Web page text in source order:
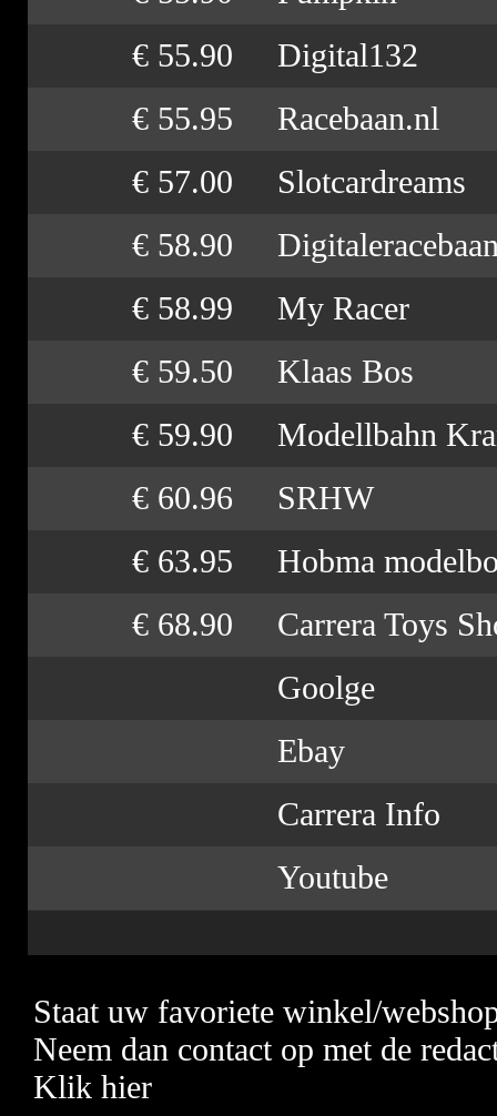
€ 55.90 Digital132
€ 55.95 Racebaan.nl
€ 57.00 Slotcardreams
€ 58.90
€ 58.99 My Racer
€ 59.50 Klaas Bos
€ 59.90 Modellbahn
€ 60.96 SRHW
€ 63.95 Hobma
€ 68.90 Carrera Toys
Goolge
Ebay
Carrera Info
Youtube
Staat uw favoriete winkel/
Neem dan contact op met de
Klik hier